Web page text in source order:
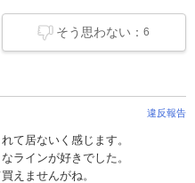
そう思わない：6
違反報告
て居ないく感じます。
ラインが好きでした。
えませんがね。